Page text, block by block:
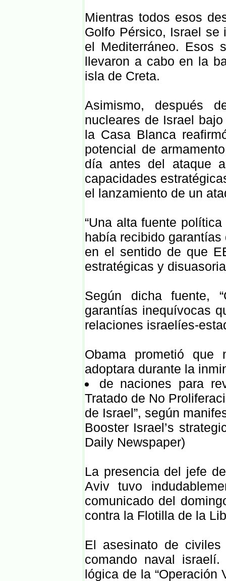
Mientras todos esos
Golfo Pérsico, Israel se
el Mediterráneo. Esos
llevaron a cabo en la
isla de Creta.
Asimismo, después
nucleares de Israel
la Casa Blanca
potencial de
día antes del ataque
capacidades
el lanzamiento de un
“Una alta fuente
había recibido
en el sentido de que
estratégicas y
Según dicha fuente,
garantías inequívocas
relaciones israelíes-
Obama prometió que
adoptara durante la
de naciones para
Tratado de No
de Israel”, según
Booster Israel’s
Daily Newspaper)
La presencia del jefe
Aviv tuvo
comunicado del
contra la Flotilla de la
El asesinato de civiles
comando naval
lógica de la “Operación